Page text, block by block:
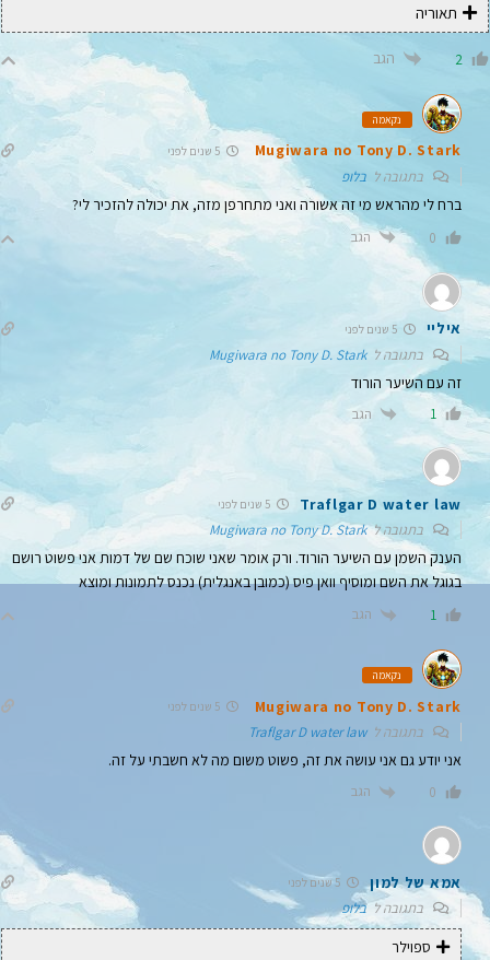
תאוריה
2 הגב
נקאמה
Mugiwara no Tony D. Stark 5 שנים לפני
בתגובה ל בלופ
ברח לי מהראש מי זה אשורה ואני מתחרפן מזה, את יכולה להזכיר לי?
0 הגב
איליי 5 שנים לפני
בתגובה לMugiwara no Tony D. Stark
זה עם השיער הורוד
1 הגב
Traflgar D water law
בתגובה לMugiwara no Tony D. Stark
הענק השמן עם השיער הורוד. ורק אומר שאני שוכח שם של דמות אני פשוט רושם
בגוגל את השם ומוסיף וואן פיס (כמובן באנגלית) נכנס לתמונות ומוצא
1 הגב
נקאמה
Mugiwara no Tony D. Stark 5 שנים לפני
בתגובה לTraflgar D water law
אני יודע גם אני עושה את זה, פשוט משום מה לא חשבתי על זה.
0 הגב
אמא של למון
בתגובה לבלופ
ספוילר